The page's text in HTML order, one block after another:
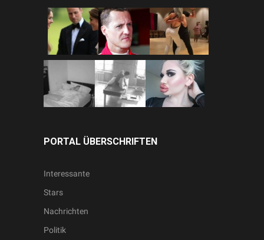
PORTAL ÜBERSCHRIFTEN
Interessante
Stars
Nachrichten
Politik